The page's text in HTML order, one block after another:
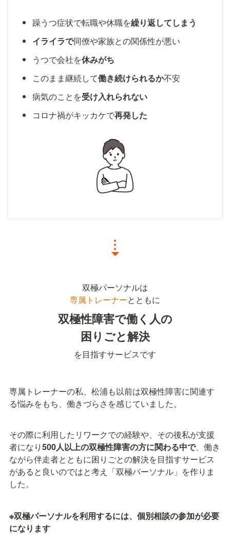
躁うつ症状で転職や休職を繰り返してしまう
イライラで同僚や家族との関係性が悪い
うつで会社を休みがち
このまま継続して働き続けられるか不安
病気のことを受け入れられない
コロナ禍がキッカケで再発した
専属トレーナーとともに
双極性障害で働く人の
困りごと解決
を目指すサービスです
専属トレーナーの私、松浦も以前は双極性障害に関連す
る悩みをもち、働きづらさを感じていました。
その際に利用したリワークでの経験や、その後私が支援
者になり500人以上の双極性障害の方に関わる中で、働き
ながら伴走者とともに困りごとの解決を目指すサービス
があると良いのではと考え「双極パーソナル」を作りま
した。
※双極パーソナルを利用するには、個別相談の参加が必要
になります